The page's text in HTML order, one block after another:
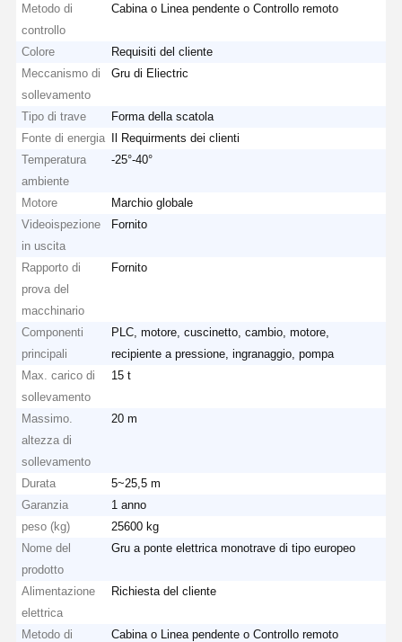
Fatory Tour
Tutti I Casi
Chiacchieri
Ruote per gru
Tamburo di cavo metallico
Aggancio di gru
Blocco di puleggia di gru
Metodo di
controllo
Cabina o Linea pendente o Controllo remoto
Colore
Requisiti del cliente
Meccanismo di
sollevamento
Gru di Eliectric
Tipo di trave
Forma della scatola
Fonte di energia
Il Requirments dei clienti
Temperatura
ambiente
-25°-40°
Motore
Marchio globale
Videoispezione
in uscita
Fornito
Rapporto di
prova del
macchinario
Fornito
Componenti
principali
PLC, motore, cuscinetto, cambio, motore,
recipiente a pressione, ingranaggio, pompa
Max. carico di
sollevamento
15 t
Massimo.
altezza di
sollevamento
20 m
Durata
5~25,5 m
Garanzia
1 anno
peso (kg)
25600 kg
Nome del
prodotto
Gru a ponte elettrica monotrave di tipo europeo
Alimentazione
elettrica
Richiesta del cliente
Metodo di
Cabina o Linea pendente o Controllo remoto